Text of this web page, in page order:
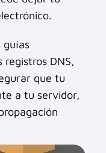
guías
DNS,
que tu
a tu servidor,